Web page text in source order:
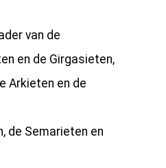
van de
en de Girgasieten,
Arkieten en de
de Semarieten en